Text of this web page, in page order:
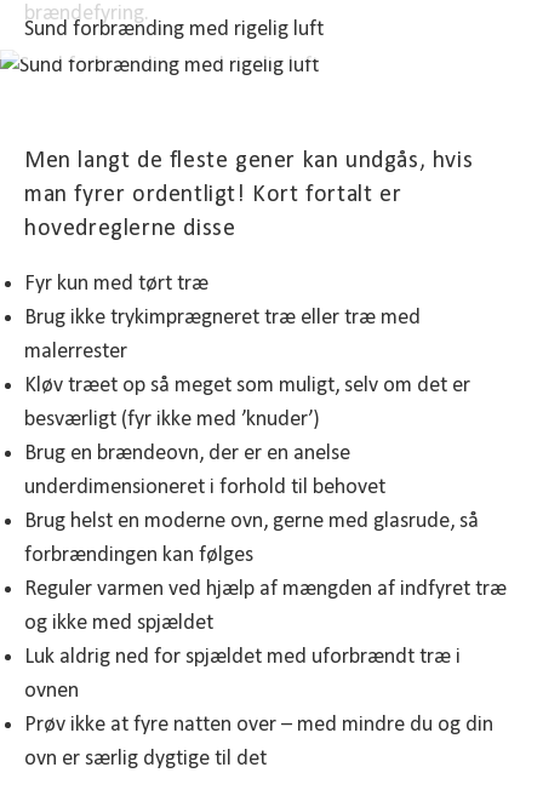
brændefyring.
Sund forbrænding med rigelig luft
Men langt de fleste gener kan undgås, hvis
man fyrer ordentligt! Kort fortalt er
hovedreglerne disse
Fyr kun med tørt træ
Brug ikke trykimprægneret træ eller træ med
malerrester
Kløv træet op så meget som muligt, selv om det er
besværligt (fyr ikke med ’knuder’)
Brug en brændeovn, der er en anelse
underdimensioneret i forhold til behovet
Brug helst en moderne ovn, gerne med glasrude, så
forbrændingen kan følges
Reguler varmen ved hjælp af mængden af indfyret træ
og ikke med spjældet
Luk aldrig ned for spjældet med uforbrændt træ i
ovnen
Prøv ikke at fyre natten over – med mindre du og din
ovn er særlig dygtige til det